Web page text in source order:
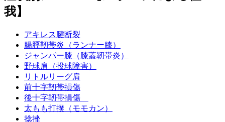
我】
アキレス腱断裂
腸脛靭帯炎（ランナー膝）
ジャンパー膝（膝蓋靭帯炎）
野球肩（投球障害）
リトルリーグ肩
前十字靭帯損傷
後十字靭帯損傷
太もも打撲（モモカン）
捻挫